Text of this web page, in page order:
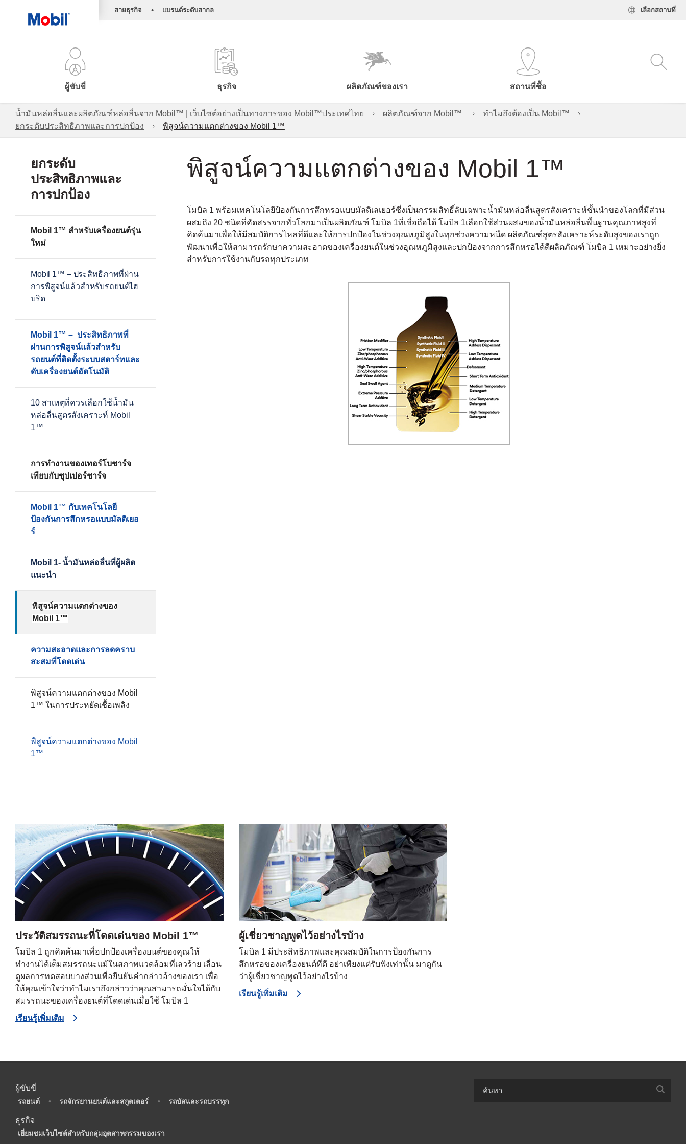
สายธุรกิจ • แบรนด์ระดับสากล เลือกสถานที่
ผู้ขับขี่ ธุรกิจ ผลิตภัณฑ์ของเรา สถานที่ซื้อ
น้ำมันหล่อลื่นและผลิตภัณฑ์หล่อลื่นจาก Mobil™ | เว็บไซต์อย่างเป็นทางการของ Mobil™ประเทศไทย ผลิตภัณฑ์จาก Mobil™
ทำไมถึงต้องเป็น Mobil™
ยกระดับประสิทธิภาพและการปกป้อง
พิสูจน์ความแตกต่างของ Mobil 1™
ยกระดับ
ประสิทธิภาพและ
การปกป้อง
Mobil 1™ สำหรับเครื่องยนต์รุ่น
ใหม่
Mobil 1™ – ประสิทธิภาพที่ผ่าน
การพิสูจน์แล้วสำหรับรถยนต์ไฮ
บริด
Mobil 1™ – ประสิทธิภาพที่
ผ่านการพิสูจน์แล้วสำหรับ
รถยนต์ที่ติดตั้งระบบสตาร์ทและ
ดับเครื่องยนต์อัตโนมัติ
10 สาเหตุที่ควรเลือกใช้น้ำมัน
หล่อลื่นสูตรสังเคราะห์ Mobil
1™
การทำงานของเทอร์โบชาร์จ
เทียบกับซุปเปอร์ชาร์จ
Mobil 1™ กับเทคโนโลยี
ป้องกันการสึกหรอแบบมัลติเยอ
ร์
Mobil 1- น้ำมันหล่อลื่นที่ผู้ผลิต
แนะนำ
พิสูจน์ความแตกต่างของ
Mobil 1™
ความสะอาดและการลดคราบ
สะสมที่โดดเด่น
พิสูจน์ความแตกต่างของ Mobil
1™ ในการประหยัดเชื้อเพลิง
พิสูจน์ความแตกต่างของ Mobil
1™
พิสูจน์ความแตกต่างของ Mobil 1™
โมบิล 1 พร้อมเทคโนโลยีป้องกันการสึกหรอแบบมัลติเลเยอร์ซึ่งเป็นกรรมสิทธิ์ลับเฉพาะน้ำมันหล่อลื่นสูตรสังเคราะห์ชั้นนำของโลกที่มีส่วน
ผสมถึง 20 ชนิดที่คัดสรรจากทั่วโลกมาเป็นผลิตภัณฑ์ โมบิล 1ที่เชื่อถือได้ โมบิล 1เลือกใช้ส่วนผสมของน้ำมันหล่อลื่นพื้นฐานคุณภาพสูงที่
คิดค้นมาเพื่อให้มีสมบัติการไหลที่ดีและให้การปกป้องในช่วงอุณหภูมิสูงในทุกช่วงความหนืด ผลิตภัณฑ์สูตรสังเคราะห์ระดับสูงของเราถูก
พัฒนาเพื่อให้สามารถรักษาความสะอาดของเครื่องยนต์ในช่วงอุณหภูมิสูงและปกป้องจากการสึกหรอได้ดีผลิตภัณฑ์ โมบิล 1 เหมาะอย่างยิ่ง
สำหรับการใช้งานกับรถทุกประเภท
ประวัติสมรรถนะที่โดดเด่นของ Mobil 1™
โมบิล 1 ถูกคิดค้นมาเพื่อปกป้องเครื่องยนต์ของคุณให้
ทำงานได้เต็มสมรรถนะแม้ในสภาพแวดล้อมที่เลวร้าย เลื่อน
ดูผลการทดสอบบางส่วนเพื่อยืนยันคำกล่าวอ้างของเรา เพื่อ
ให้คุณเข้าใจว่าทำไมเราถึงกล่าวว่าคุณสามารถมั่นใจได้กับ
สมรรถนะของเครื่องยนต์ที่โดดเด่นเมื่อใช้ โมบิล 1
เรียนรู้เพิ่มเติม
ผู้เชี่ยวชาญพูดไว้อย่างไรบ้าง
โมบิล 1 มีประสิทธิภาพและคุณสมบัติในการป้องกันการ
สึกหรอของเครื่องยนต์ที่ดี อย่าเพียงแต่รับฟังเท่านั้น มาดูกัน
ว่าผู้เชี่ยวชาญพูดไว้อย่างไรบ้าง
เรียนรู้เพิ่มเติม
ผู้ขับขี่
รถยนต์ • รถจักรยานยนต์และสกูตเตอร์ • รถบัสและรถบรรทุก
ธุรกิจ
เยี่ยมชมเว็บไซต์สำหรับกลุ่มอุตสาหกรรมของเรา